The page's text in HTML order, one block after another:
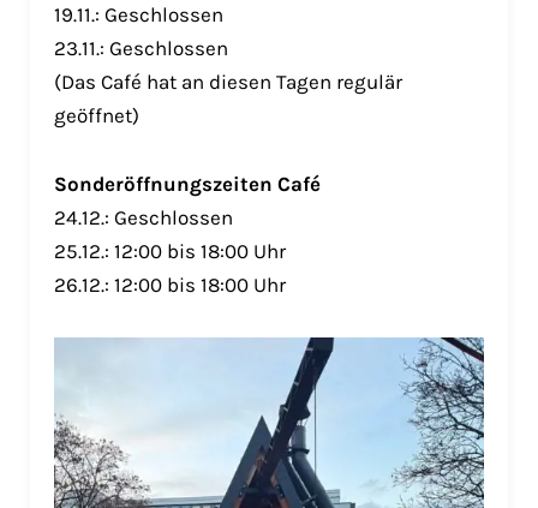
19.11.: Geschlossen
23.11.: Geschlossen
(Das Café hat an diesen Tagen regulär
geöffnet)
Sonderöffnungszeiten Café
24.12.: Geschlossen
25.12.: 12:00 bis 18:00 Uhr
26.12.: 12:00 bis 18:00 Uhr